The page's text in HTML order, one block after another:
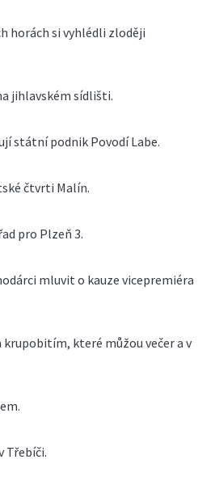
horách si vyhlédli zloději
jihlavském sídlišti.
státní podnik Povodí Labe.
čtvrti Malín.
pro Plzeň 3.
mluvit o kauze vicepremiéra
které můžou večer a v
Třebíči.